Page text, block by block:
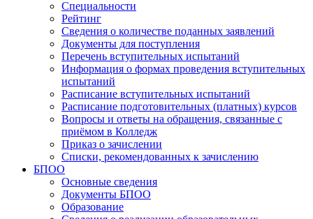
Специальности
Рейтинг
Сведения о количестве поданных заявлений
Документы для поступления
Перечень вступительных испытаний
Информация о формах проведения вступительных
испытаний
Расписание вступительных испытаний
Расписание подготовительных (платных) курсов
Вопросы и ответы на обращения, связанные с
приёмом в Колледж
Приказ о зачислении
Списки, рекомендованных к зачислению
БПОО
Основные сведения
Документы БПОО
Образование